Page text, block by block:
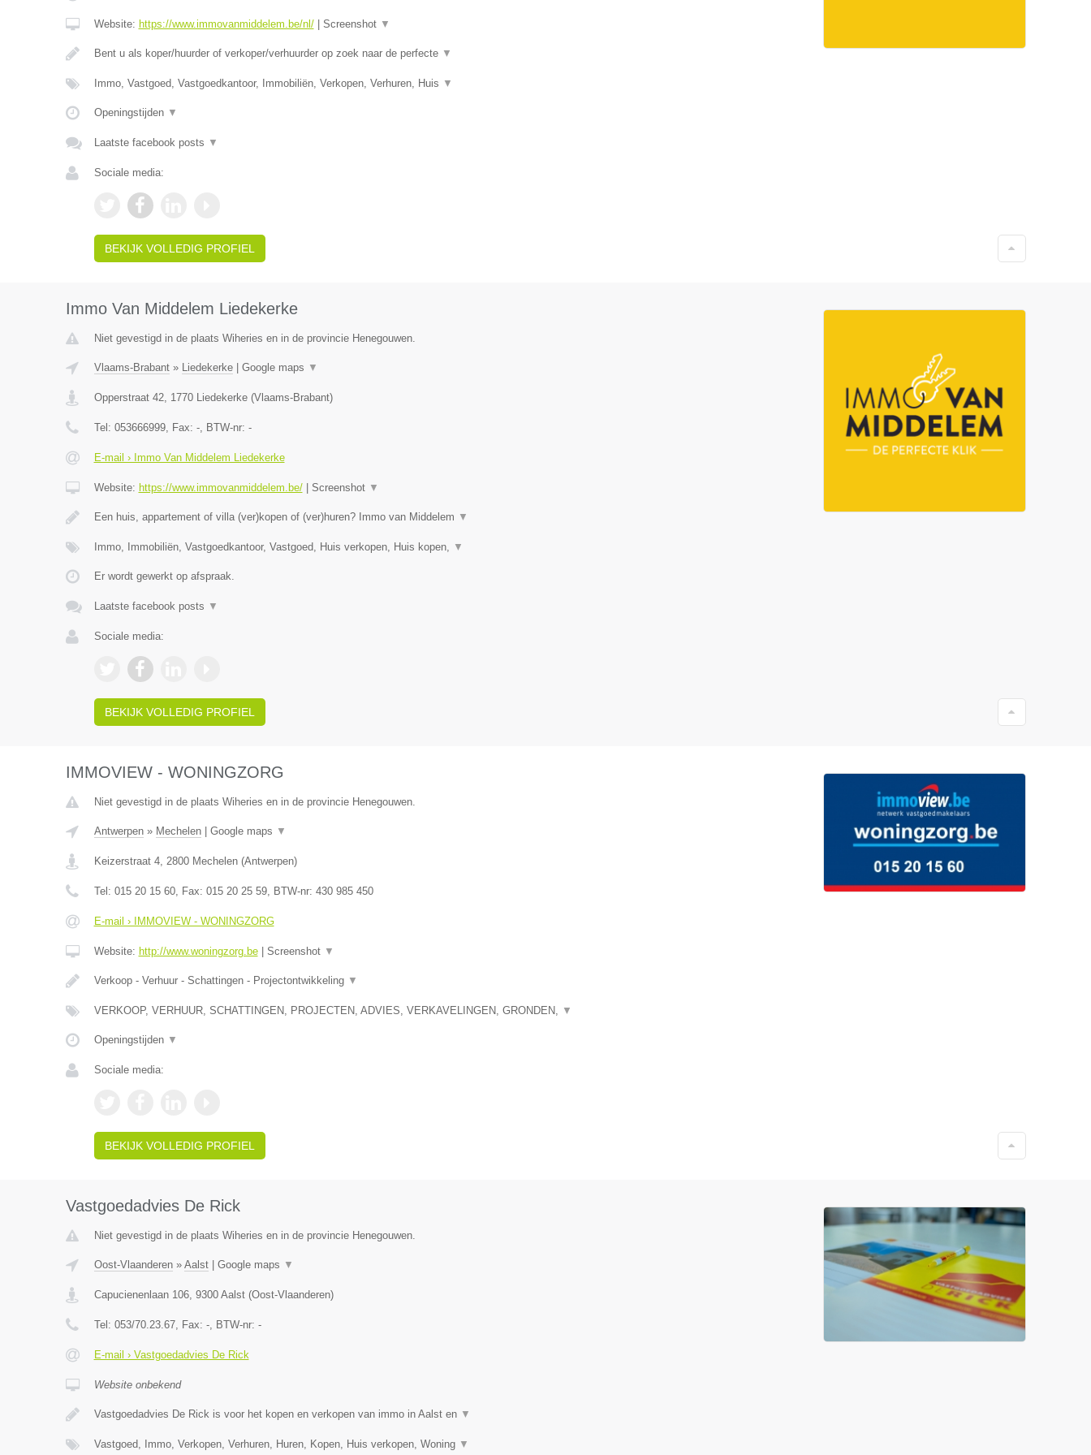
Website: https://www.immovanmiddelem.be/nl/| Screenshot ▼
Bent u als koper/huurder of verkoper/verhuurder op zoek naar de perfecte ▼
Immo, Vastgoed, Vastgoedkantoor, Immobiliën, Verkopen, Verhuren, Huis ▼
Openingstijden ▼
Laatste facebook posts ▼
Sociale media:
BEKIJK VOLLEDIG PROFIEL
Immo Van Middelem Liedekerke
Niet gevestigd in de plaats Wiheries en in de provincie Henegouwen.
Vlaams-Brabant» Liedekerke| Google maps ▼
Opperstraat 42, 1770 Liedekerke(Vlaams-Brabant)
Tel: 053666999, Fax: -, BTW-nr: -
E-mail › Immo Van Middelem Liedekerke
Website: https://www.immovanmiddelem.be/| Screenshot ▼
Een huis, appartement of villa (ver)kopen of (ver)huren? Immo van Middelem ▼
Immo, Immobiliën, Vastgoedkantoor, Vastgoed, Huis verkopen, Huis kopen, ▼
Er wordt gewerkt op afspraak.
Laatste facebook posts ▼
Sociale media:
BEKIJK VOLLEDIG PROFIEL
IMMOVIEW - WONINGZORG
Niet gevestigd in de plaats Wiheries en in de provincie Henegouwen.
Antwerpen» Mechelen| Google maps ▼
Keizerstraat 4, 2800 Mechelen(Antwerpen)
Tel: 015 20 15 60, Fax: 015 20 25 59, BTW-nr: 430 985 450
E-mail › IMMOVIEW - WONINGZORG
Website: http://www.woningzorg.be| Screenshot ▼
Verkoop - Verhuur - Schattingen - Projectontwikkeling ▼
VERKOOP, VERHUUR, SCHATTINGEN, PROJECTEN, ADVIES, VERKAVELINGEN, GRONDEN, ▼
Openingstijden ▼
Sociale media:
BEKIJK VOLLEDIG PROFIEL
Vastgoedadvies De Rick
Niet gevestigd in de plaats Wiheries en in de provincie Henegouwen.
Oost-Vlaanderen» Aalst| Google maps ▼
Capucienenlaan 106, 9300 Aalst(Oost-Vlaanderen)
Tel: 053/70.23.67, Fax: -, BTW-nr: -
E-mail › Vastgoedadvies De Rick
Website onbekend
Vastgoedadvies De Rick is voor het kopen en verkopen van immo in Aalst en ▼
Vastgoed, Immo, Verkopen, Verhuren, Huren, Kopen, Huis verkopen, Woning ▼